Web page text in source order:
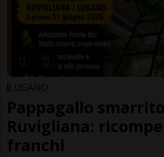
LUGANO
Pappagallo
Ruvigliana:
franchi